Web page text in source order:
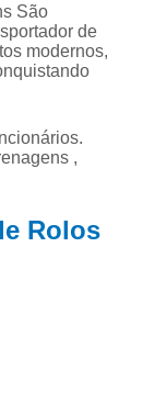
de Correntes
Corrente e
Engrenagem
Correntes de
Correntes e
Fabricante
Fabricante de
Fábrica de
São
de
modernos,
,
Rolos